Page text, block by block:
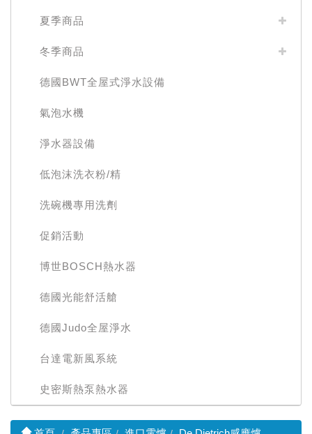
夏季商品
冬季商品
德國BWT全屋式淨水設備
氣泡水機
淨水器設備
低泡沫洗衣粉/精
洗碗機專用洗劑
促銷活動
博世BOSCH熱水器
德國光能舒活艙
德國Judo全屋淨水
台達電新風系統
史密斯熱泵熱水器